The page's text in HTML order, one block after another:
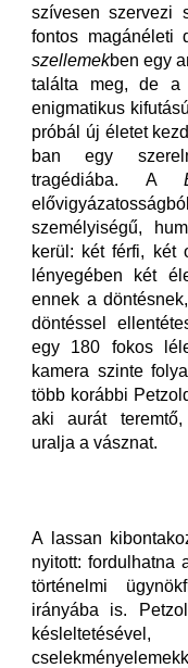
szívesen szervezi
fontos magánéleti
szellemekben egy
találta meg, de a
enigmatikus kifutású
próbál új életet
ban egy
tragédiába. A
személyiségű,
kerül: két férfi, két
lényegében két
ennek a
döntéssel
egy 180 fokos
kamera szinte
több korábbi
aki aurát teremtő,
uralja a vásznat.
A lassan
nyitott: fordulhatna
történelmi
irányába is.